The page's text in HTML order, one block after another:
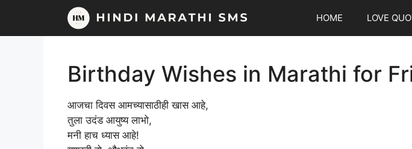
content
HOME LOVE
Birthday Wishes in Marathi for
आजचा दिवस आमच्यासाठीही खास आहे,
तुला उदंड आयुष्य लाभो,
मनी हाच ध्यास आहे!